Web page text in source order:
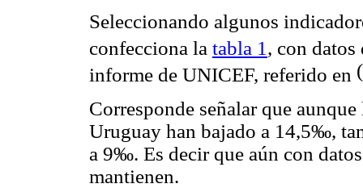
Seleccionando algunos
confecciona la tabla 1 , con
informe de UNICEF, referido en (
Corresponde señalar que
Uruguay han bajado a 14,5‰,
a 9‰. Es decir que aún con
mantienen.